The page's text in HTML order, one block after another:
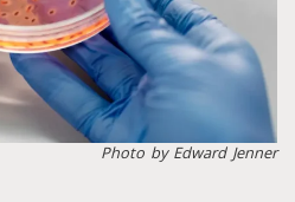
Photo by Edward Jenner